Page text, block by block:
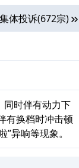
体投诉(672宗)
同时伴有动力下
有换档时冲击顿
异响等现象。